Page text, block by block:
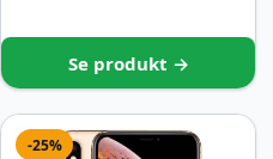
Se produkt →
-25%